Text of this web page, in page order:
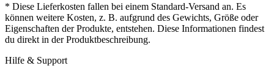
* Diese Lieferkosten fallen bei einem Standard-Versand an. Es
können weitere Kosten, z. B. aufgrund des Gewichts, Größe oder
Eigenschaften der Produkte, entstehen. Diese Informationen findest
du direkt in der Produktbeschreibung.
Hilfe & Support